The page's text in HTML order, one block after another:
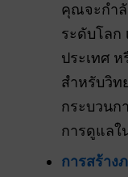
คุณจะกำลั
ระดับโลก
ประเทศ
สำหรับวิท
กระบวนก
การดูแลใ
การสร้าง